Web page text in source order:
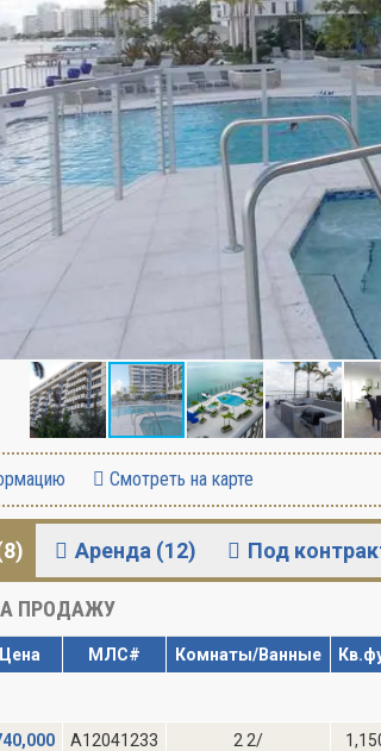
Смотреть на карте
Аренда (12) Под
ПРОДАЖУ
Цена МЛС# Комнаты/Ванные
A12041233 2 2/